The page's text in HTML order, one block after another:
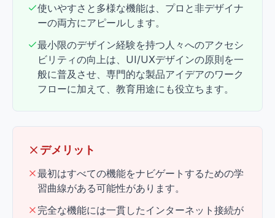
使いやすさと多様な機能は、プロと非デザイナ
ーの両方にアピールします。
最小限のデザイン経験を持つ人々へのアクセシ
ビリティの向上は、UI/UXデザインの原則を一
般に普及させ、専門的な製品アイデアのワーク
フローに加えて、教育用途にも役立ちます。
デメリット
最初はすべての機能をナビゲートするための学
習曲線がある可能性があります。
完全な機能には一貫したインターネット接続が